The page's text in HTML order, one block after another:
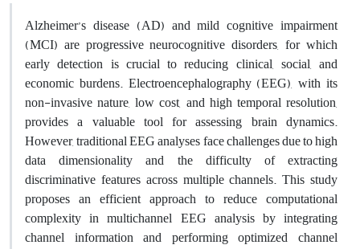
Alzheimer’s disease (AD) and mild cognitive impairment
(MCI) are progressive neurocognitive disorders, for which
early detection is crucial to reducing clinical, social, and
economic burdens. Electroencephalography (EEG), with its
non-invasive nature, low cost, and high temporal resolution,
provides a valuable tool for assessing brain dynamics.
However, traditional EEG analyses face challenges due to high
data dimensionality and the difficulty of extracting
discriminative features across multiple channels. This study
proposes an efficient approach to reduce computational
complexity in multichannel EEG analysis by integrating
channel information and performing optimized channel